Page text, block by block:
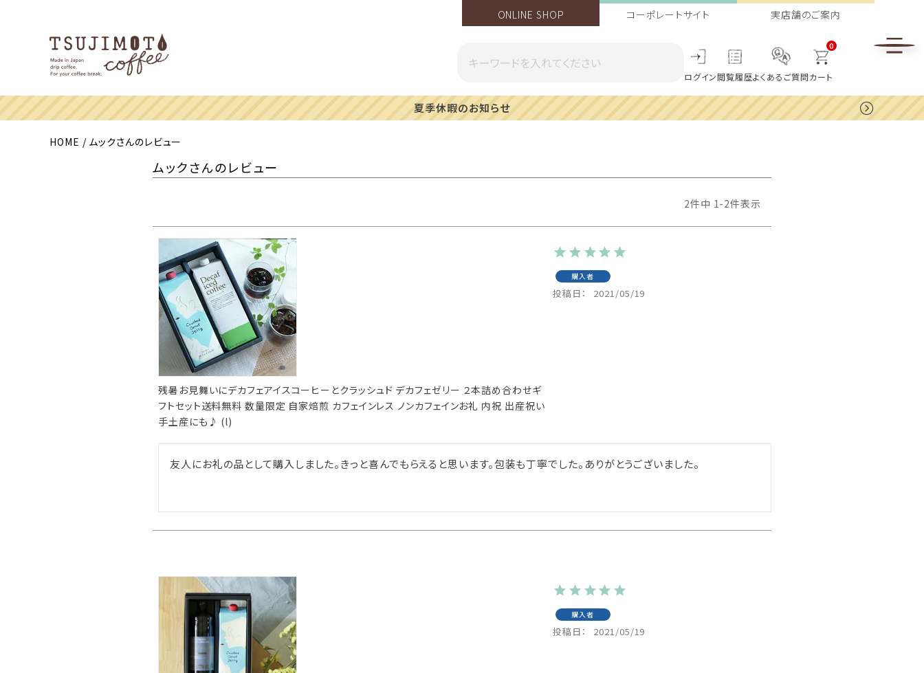
ONLINE SHOP コーポレートサイト 実店舗のご案内
ログイン閲覧履歴よくあるご質問
0
カート
夏季休暇のお知らせ
HOME ムックさんのレビュー
ムックさんのレビュー
2件中 1-2件表示
残暑お見舞いにデカフェアイスコーヒーとクラッシュド デカフェゼリー ２本詰め合わせギ
フトセット送料無料 数量限定 自家焙煎 カフェインレス ノンカフェインお礼 内祝 出産祝い
手土産にも♪ (l)
購入者
投稿日 2021/05/19
友人にお礼の品として購入しました。きっと喜んでもらえると思います。包装も丁寧でした。ありがとうございました。
購入者
投稿日 2021/05/19